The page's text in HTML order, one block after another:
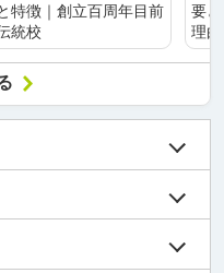
特徴｜創立百周年目前
統校
要
理